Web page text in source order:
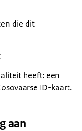
die dit
heeft: een
ID-kaart.
aan